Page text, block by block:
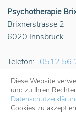
Psychotherapie
Brixnerstrasse 2
6020 Innsbruck
Telefon: 0512 56
Web:
Diese Website
und zu Ihren
Cookies zu